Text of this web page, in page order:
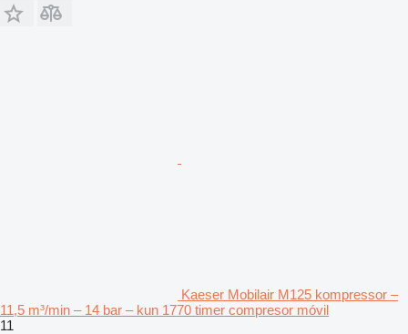
Kaeser Mobilair M125 kompressor –
11,5 m³/min – 14 bar – kun 1770 timer compresor móvil
11